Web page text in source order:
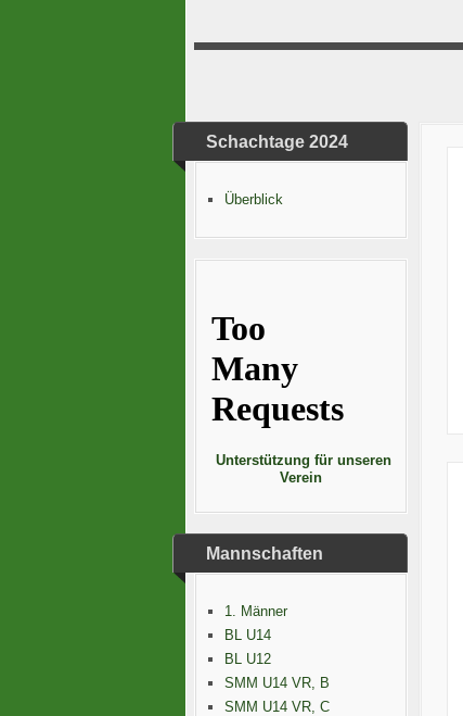
Schachtage 2024
Überblick
Unterstützung für unseren
Verein
Mannschaften
1. Männer
BL U14
BL U12
SMM U14 VR, B
SMM U14 VR, C